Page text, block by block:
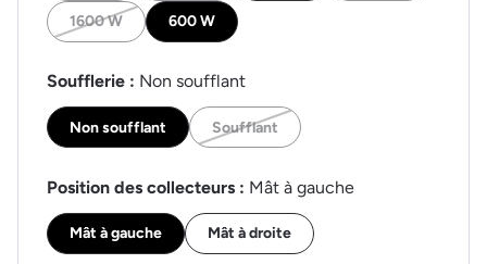
1600 W 600 W
Soufflerie : Non soufflant
Non soufflant Soufflant
Position des collecteurs : Mât à gauche
Mât à gauche Mât à droite